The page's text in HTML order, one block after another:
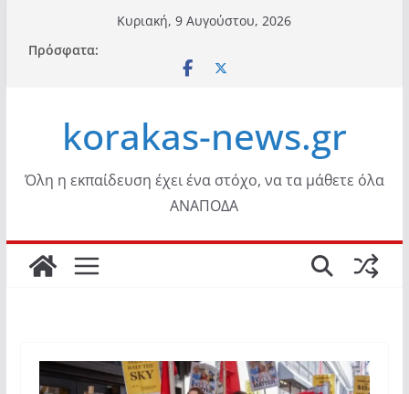
περιεχόμενο
Κυριακή, 9 Αυγούστου, 2026
Πρόσφατα:
korakas-news.gr
Όλη η εκπαίδευση έχει ένα στόχο, να τα μάθετε όλα
ΑΝΑΠΟΔΑ